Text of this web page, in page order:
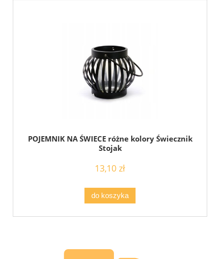
POJEMNIK NA ŚWIECE różne kolory Świecznik
Stojak
13,10 zł
do koszyka